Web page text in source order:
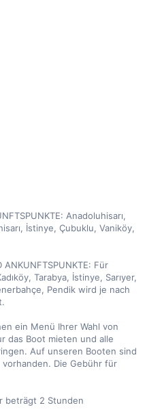
Anadoluhisarı,
İstinye, Çubuklu, Vaniköy,
ANKUNFTSPUNKTE: Für
Tarabya, İstinye, Sarıyer,
Pendik wird je nach
ein Menü Ihrer Wahl von
das Boot mieten und alle
Auf unseren Booten sind
Die Gebühr für
beträgt 2 Stunden